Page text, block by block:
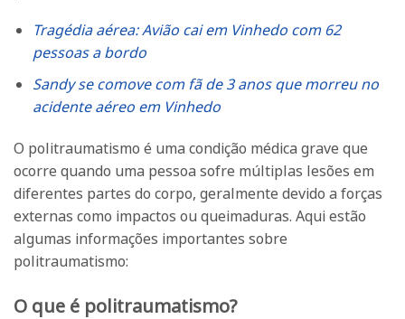
Tragédia aérea: Avião cai em Vinhedo com 62
pessoas a bordo
Sandy se comove com fã de 3 anos que morreu no
acidente aéreo em Vinhedo
O politraumatismo é uma condição médica grave que
ocorre quando uma pessoa sofre múltiplas lesões em
diferentes partes do corpo, geralmente devido a forças
externas como impactos ou queimaduras. Aqui estão
algumas informações importantes sobre
politraumatismo:
O que é politraumatismo?